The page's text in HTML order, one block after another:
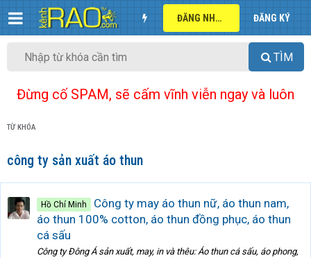
ĐĂNG NHẬP ĐĂNG KÝ
TÌM
Đừng cố SPAM, sẽ cấm vĩnh viễn ngay và luôn
TỪ KHÓA
công ty sản xuất áo thun
Hồ Chí Minh
Công ty may áo thun nữ, áo thun nam,
áo thun 100% cotton, áo thun đồng phục, áo thun
cá sấu
Công ty Đông Á sản xuất, may, in và thêu: Áo thun cá sấu, áo phong,